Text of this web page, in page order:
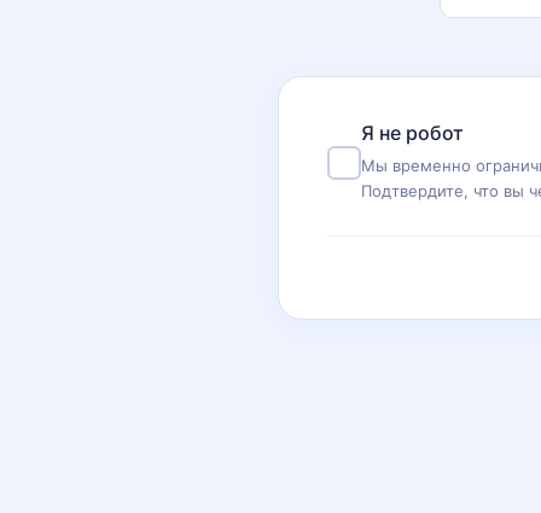
Я не робот
Мы временно
Подтвердите, что вы